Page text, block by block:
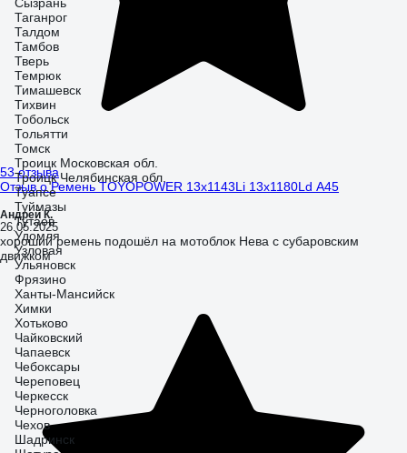
53 отзыва
Отзыв о Ремень TOYOPOWER 13x1143Li 13x1180Ld A45
Андрей К.
26.05.2025
хороший ремень подошёл на мотоблок Нева с субаровским
движком
Таганрог
Талдом
Тамбов
Тверь
Темрюк
Тимашевск
Тихвин
Тобольск
Тольятти
Томск
Троицк Московская обл.
Троицк Челябинская обл.
Туапсе
Туймазы
Тутаев
Удомля
Узловая
Ульяновск
Фрязино
Ханты-Мансийск
Химки
Хотьково
Чайковский
Чапаевск
Чебоксары
Череповец
Черкесск
Черноголовка
Чехов
Шадринск